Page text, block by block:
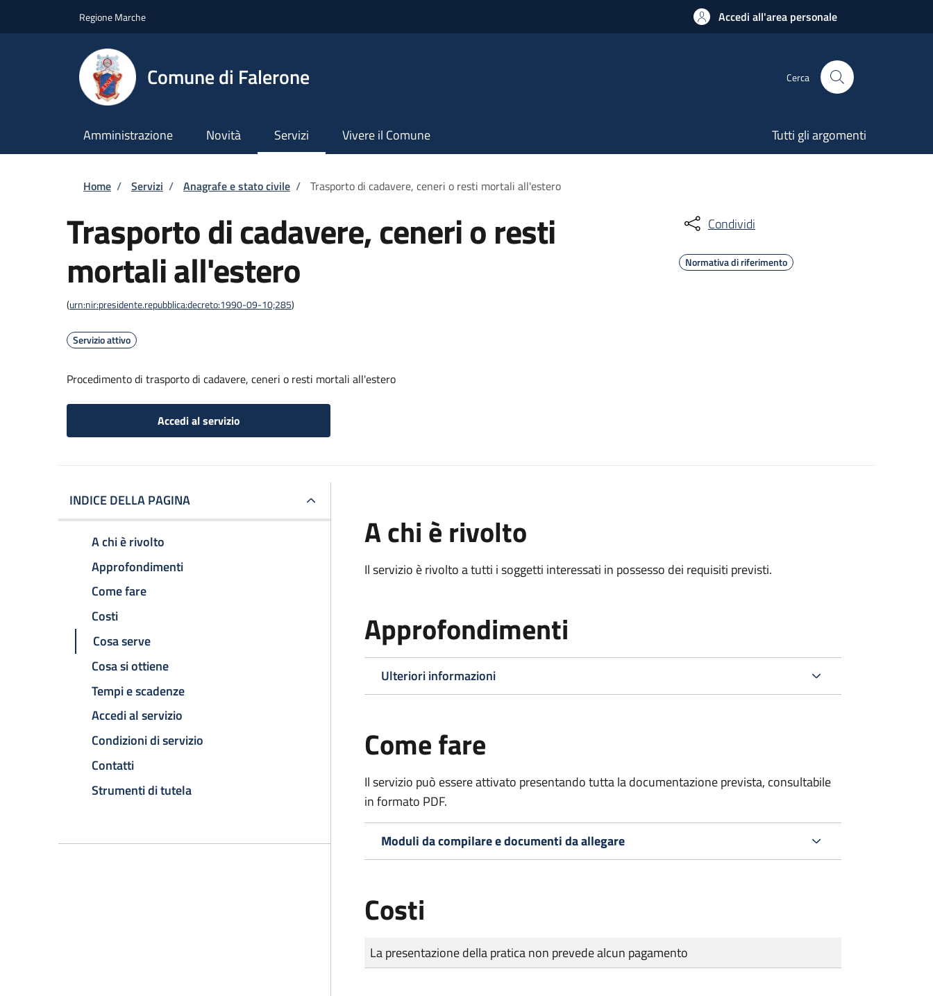
Regione Marche Accedi all'area personale
Comune di Falerone Cerca
Amministrazione Novità Servizi Vivere il Comune Tutti gli argomenti
Briciole di pane
Home / Servizi / Anagrafe e stato civile / Trasporto di cadavere, ceneri o resti mortali all'estero
Trasporto di cadavere, ceneri o resti
mortali all'estero
(urn:nir:presidente.repubblica:decreto:1990-09-10;285)
Servizio attivo
Procedimento di trasporto di cadavere, ceneri o resti mortali all'estero
Accedi al servizio
Condividi
Normativa di riferimento
INDICE DELLA PAGINA
A chi è rivolto
Approfondimenti
Come fare
Costi
Cosa serve
Cosa si ottiene
Tempi e scadenze
Accedi al servizio
Condizioni di servizio
Contatti
Strumenti di tutela
A chi è rivolto
Il servizio è rivolto a tutti i soggetti interessati in possesso dei requisiti previsti.
Approfondimenti
Ulteriori informazioni
Come fare
Il servizio può essere attivato presentando tutta la documentazione prevista, consultabile
in formato PDF.
Moduli da compilare e documenti da allegare
Costi
Tipo di pagamento
Importo
La presentazione della pratica non prevede alcun pagamento